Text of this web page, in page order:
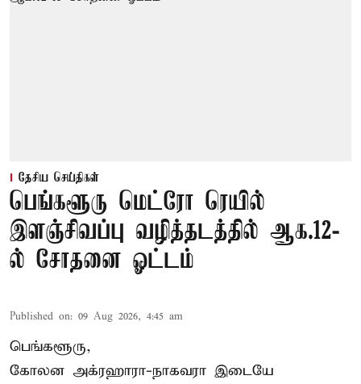
தேசிய செய்திகள்
பெங்களூரு மெட்ரோ ரெயில்
இளஞ்சிவப்பு வழித்தடத்தில் ஆக.12-
ல் சோதனை ஓட்டம்
Published on: 09 Aug 2026, 4:45 am
பெங்களூரு,
கோலன அக்ரஹாரா-நாகவரா இடையே